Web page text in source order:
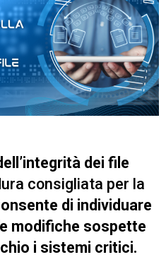
dei file
consigliata per la
onsente di individuare
modifiche sospette
i sistemi critici.